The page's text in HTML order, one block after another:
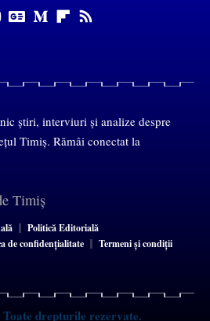
știri, interviuri și analize despre
Timiș. Rămâi conectat la
Timiș
Politică Editorială
de confidențialitate
Termeni și condiții
Toate drepturile rezervate.